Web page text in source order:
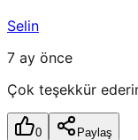
Selin
7 ay önce
Çok teşekkür
0 Paylaş